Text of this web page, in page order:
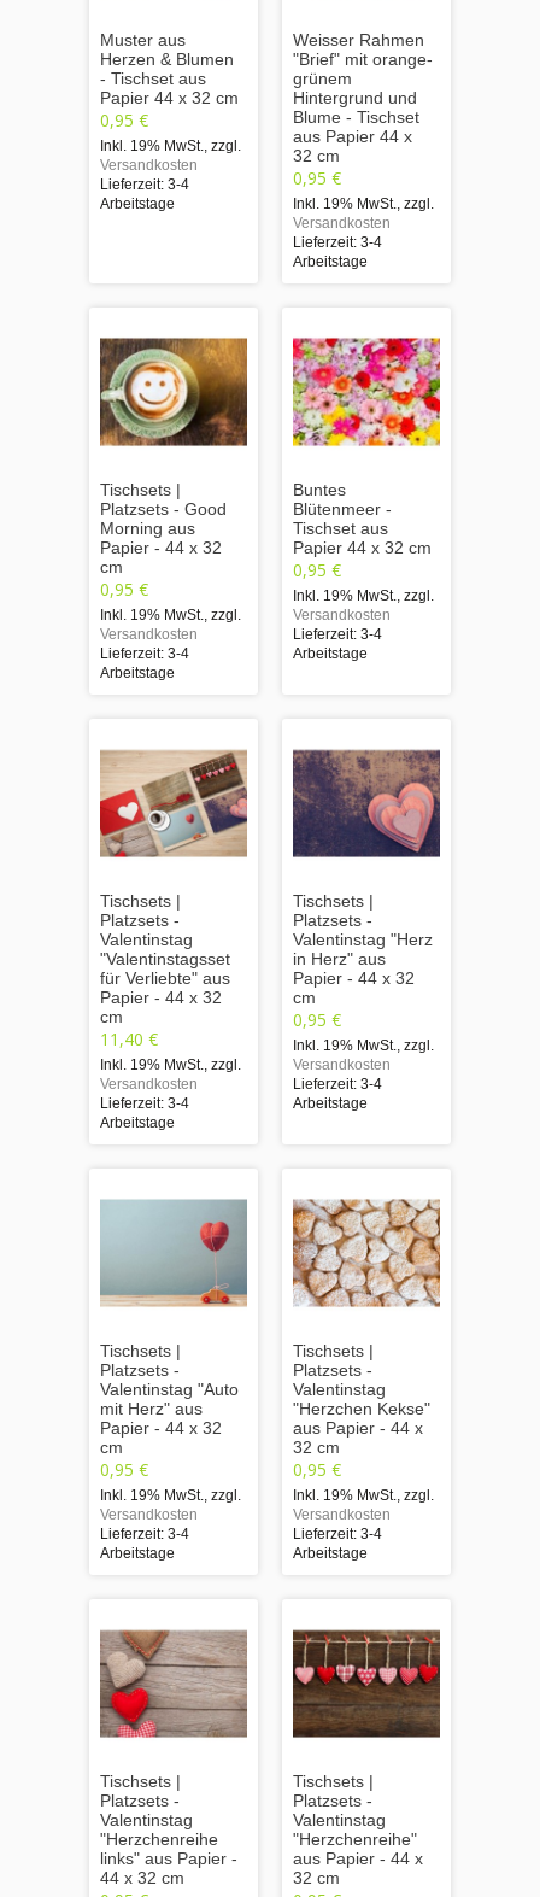
Muster aus
Herzen & Blumen
- Tischset aus
Papier 44 x 32 cm
0,95 €
Inkl. 19% MwSt. zzgl.
Versandkosten
Lieferzeit: 3-4
Arbeitstage
Weisser Rahmen
"Brief" mit orange-
grünem
Hintergrund und
Blume - Tischset
aus Papier 44 x
32 cm
0,95 €
Inkl. 19% MwSt. zzgl.
Versandkosten
Lieferzeit: 3-4
Arbeitstage
Tischsets |
Platzsets - Good
Morning aus
Papier - 44 x 32
cm
0,95 €
Inkl. 19% MwSt. zzgl.
Versandkosten
Lieferzeit: 3-4
Arbeitstage
Buntes
Blütenmeer -
Tischset aus
Papier 44 x 32 cm
0,95 €
Inkl. 19% MwSt. zzgl.
Versandkosten
Lieferzeit: 3-4
Arbeitstage
Tischsets |
Platzsets -
Valentinstag
"Valentinstagsset
für Verliebte" aus
Papier - 44 x 32
cm
11,40 €
Inkl. 19% MwSt. zzgl.
Versandkosten
Lieferzeit: 3-4
Arbeitstage
Tischsets |
Platzsets -
Valentinstag "Herz
in Herz" aus
Papier - 44 x 32
cm
0,95 €
Inkl. 19% MwSt. zzgl.
Versandkosten
Lieferzeit: 3-4
Arbeitstage
Tischsets |
Platzsets -
Valentinstag "Auto
mit Herz" aus
Papier - 44 x 32
cm
0,95 €
Inkl. 19% MwSt. zzgl.
Versandkosten
Lieferzeit: 3-4
Arbeitstage
Tischsets |
Platzsets -
Valentinstag
"Herzchen Kekse"
aus Papier - 44 x
32 cm
0,95 €
Inkl. 19% MwSt. zzgl.
Versandkosten
Lieferzeit: 3-4
Arbeitstage
Tischsets |
Platzsets -
Valentinstag
"Herzchenreihe
links" aus Papier -
44 x 32 cm
Tischsets |
Platzsets -
Valentinstag
"Herzchenreihe"
aus Papier - 44 x
32 cm